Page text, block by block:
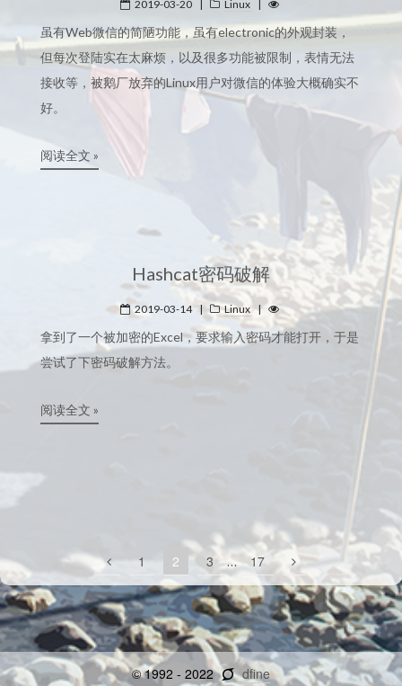
2019-03-20 | Linux |
虽有Web微信的简陋功能，虽有electronic的外观封装，
但每次登陆实在太麻烦，以及很多功能被限制，表情无法
接收等，被鹅厂放弃的Linux用户对微信的体验大概确实不
好。
阅读全文 »
Hashcat密码破解
2019-03-14 | Linux |
拿到了一个被加密的Excel，要求输入密码才能打开，于是
尝试了下密码破解方法。
阅读全文 »
1 2 3 … 17
© 1992 - 2022 dfine